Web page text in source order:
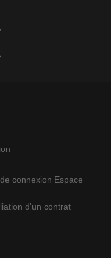
connexion Espace
d'un contrat